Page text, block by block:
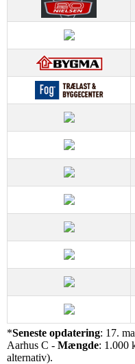
*Seneste opdatering: 17.
Aarhus C - Mængde: 1.000
alternativ).